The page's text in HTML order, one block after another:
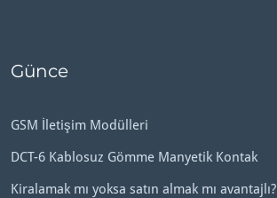
Günce
GSM İletişim Modülleri
DCT-6 Kablosuz Gömme Manyetik Kontak
Kiralamak mı yoksa satın almak mı avantajlı?